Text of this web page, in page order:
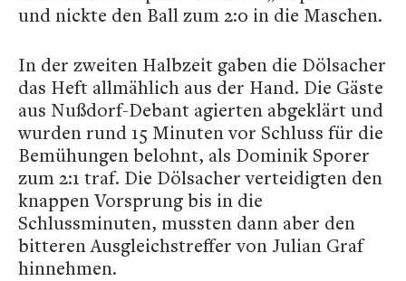
und nickte den Ball zum 2:0 in die Maschen.
In der zweiten Halbzeit gaben die Dölsacher
das Heft allmählich aus der Hand. Die Gäste
aus Nußdorf-Debant agierten abgeklärt und
wurden rund 15 Minuten vor Schluss für die
Bemühungen belohnt, als Dominik Sporer
zum 2:1 traf. Die Dölsacher verteidigten den
knappen Vorsprung bis in die
Schlussminuten, mussten dann aber den
bitteren Ausgleichstreffer von Julian Graf
hinnehmen.